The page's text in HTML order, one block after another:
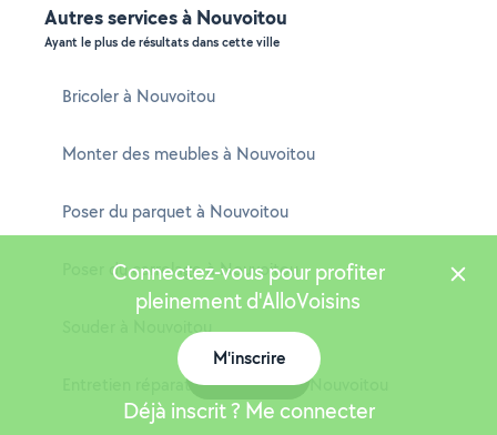
Autres services à Nouvoitou
Ayant le plus de résultats dans cette ville
Bricoler à Nouvoitou
Monter des meubles à Nouvoitou
Poser du parquet à Nouvoitou
Poser du carrelage à Nouvoitou
Souder à Nouvoitou
Entretien réparation chaudière à Nouvoitou
Connectez-vous pour profiter
pleinement d'AlloVoisins
M'inscrire
Déjà inscrit ? Me connecter